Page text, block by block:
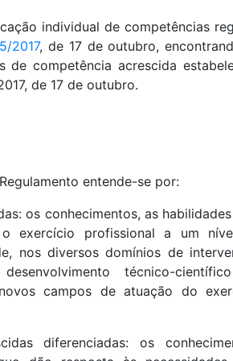
individual de competências
2017, de 17 de outubro,
de competência acrescida
de 17 de outubro.
entende-se por:
os conhecimentos, as
exercício profissional a um
nos diversos domínios de
técnico-
campos de atuação do
diferenciadas: os